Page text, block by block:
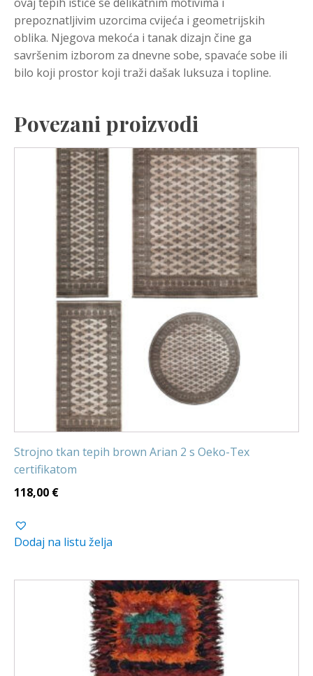
prepoznatljivim uzorcima cvijeća i geometrijskih
oblika. Njegova mekoća i tanak dizajn čine ga
savršenim izborom za dnevne sobe, spavaće sobe ili
bilo koji prostor koji traži dašak luksuza i topline.
Povezani proizvodi
Strojno tkan tepih brown Arian 2 s Oeko-Tex
certifikatom
118,00 €
Dodaj na listu želja